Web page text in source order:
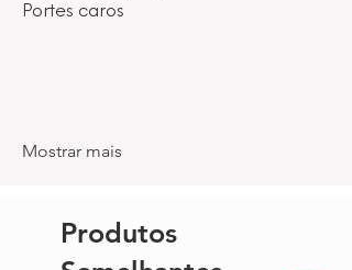
Portes caros
Mostrar mais
Produtos